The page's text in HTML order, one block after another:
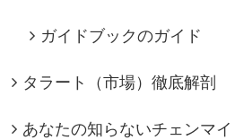
ガイドブックのガイド
タラート（市場）徹底解剖
あなたの知らないチェンマイ